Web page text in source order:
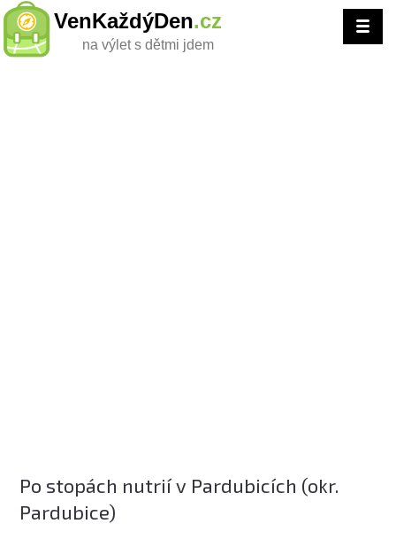
VenKaždýDen.cz
na výlet s dětmi jdem
Po stopách nutrií v Pardubicích (okr.
Pardubice)